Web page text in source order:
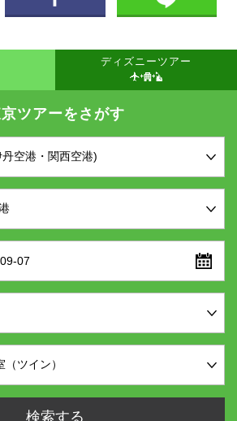
ディズニーツアー
ツアーをさがす
07